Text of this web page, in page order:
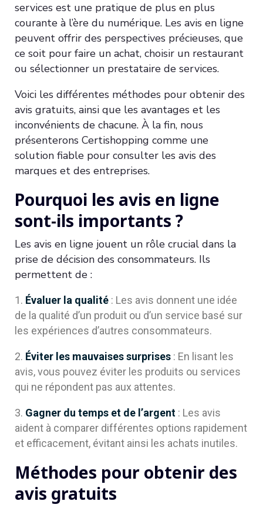
services est une pratique de plus en plus
courante à l’ère du numérique. Les avis en ligne
peuvent offrir des perspectives précieuses, que
ce soit pour faire un achat, choisir un restaurant
ou sélectionner un prestataire de services.
Voici les différentes méthodes pour obtenir des
avis gratuits, ainsi que les avantages et les
inconvénients de chacune. À la fin, nous
présenterons Certishopping comme une
solution fiable pour consulter les avis des
marques et des entreprises.
Pourquoi les avis en ligne
sont-ils importants ?
Les avis en ligne jouent un rôle crucial dans la
prise de décision des consommateurs. Ils
permettent de :
Évaluer la qualité : Les avis donnent une idée
de la qualité d’un produit ou d’un service basé sur
les expériences d’autres consommateurs.
Éviter les mauvaises surprises : En lisant les
avis, vous pouvez éviter les produits ou services
qui ne répondent pas aux attentes.
Gagner du temps et de l’argent : Les avis
aident à comparer différentes options rapidement
et efficacement, évitant ainsi les achats inutiles.
Méthodes pour obtenir des
avis gratuits